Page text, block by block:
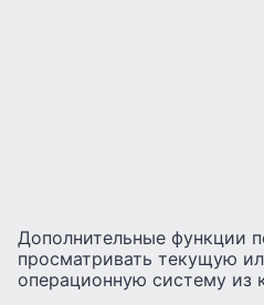
Дополнительные функции
просматривать текущую
операционную систему из